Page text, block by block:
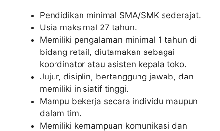
Pendidikan minimal SMA/SMK sederajat.
Usia maksimal 27 tahun.
Memiliki pengalaman minimal 1 tahun di
bidang retail, diutamakan sebagai
koordinator atau asisten kepala toko.
Jujur, disiplin, bertanggung jawab, dan
memiliki inisiatif tinggi.
Mampu bekerja secara individu maupun
dalam tim.
Memiliki kemampuan komunikasi dan